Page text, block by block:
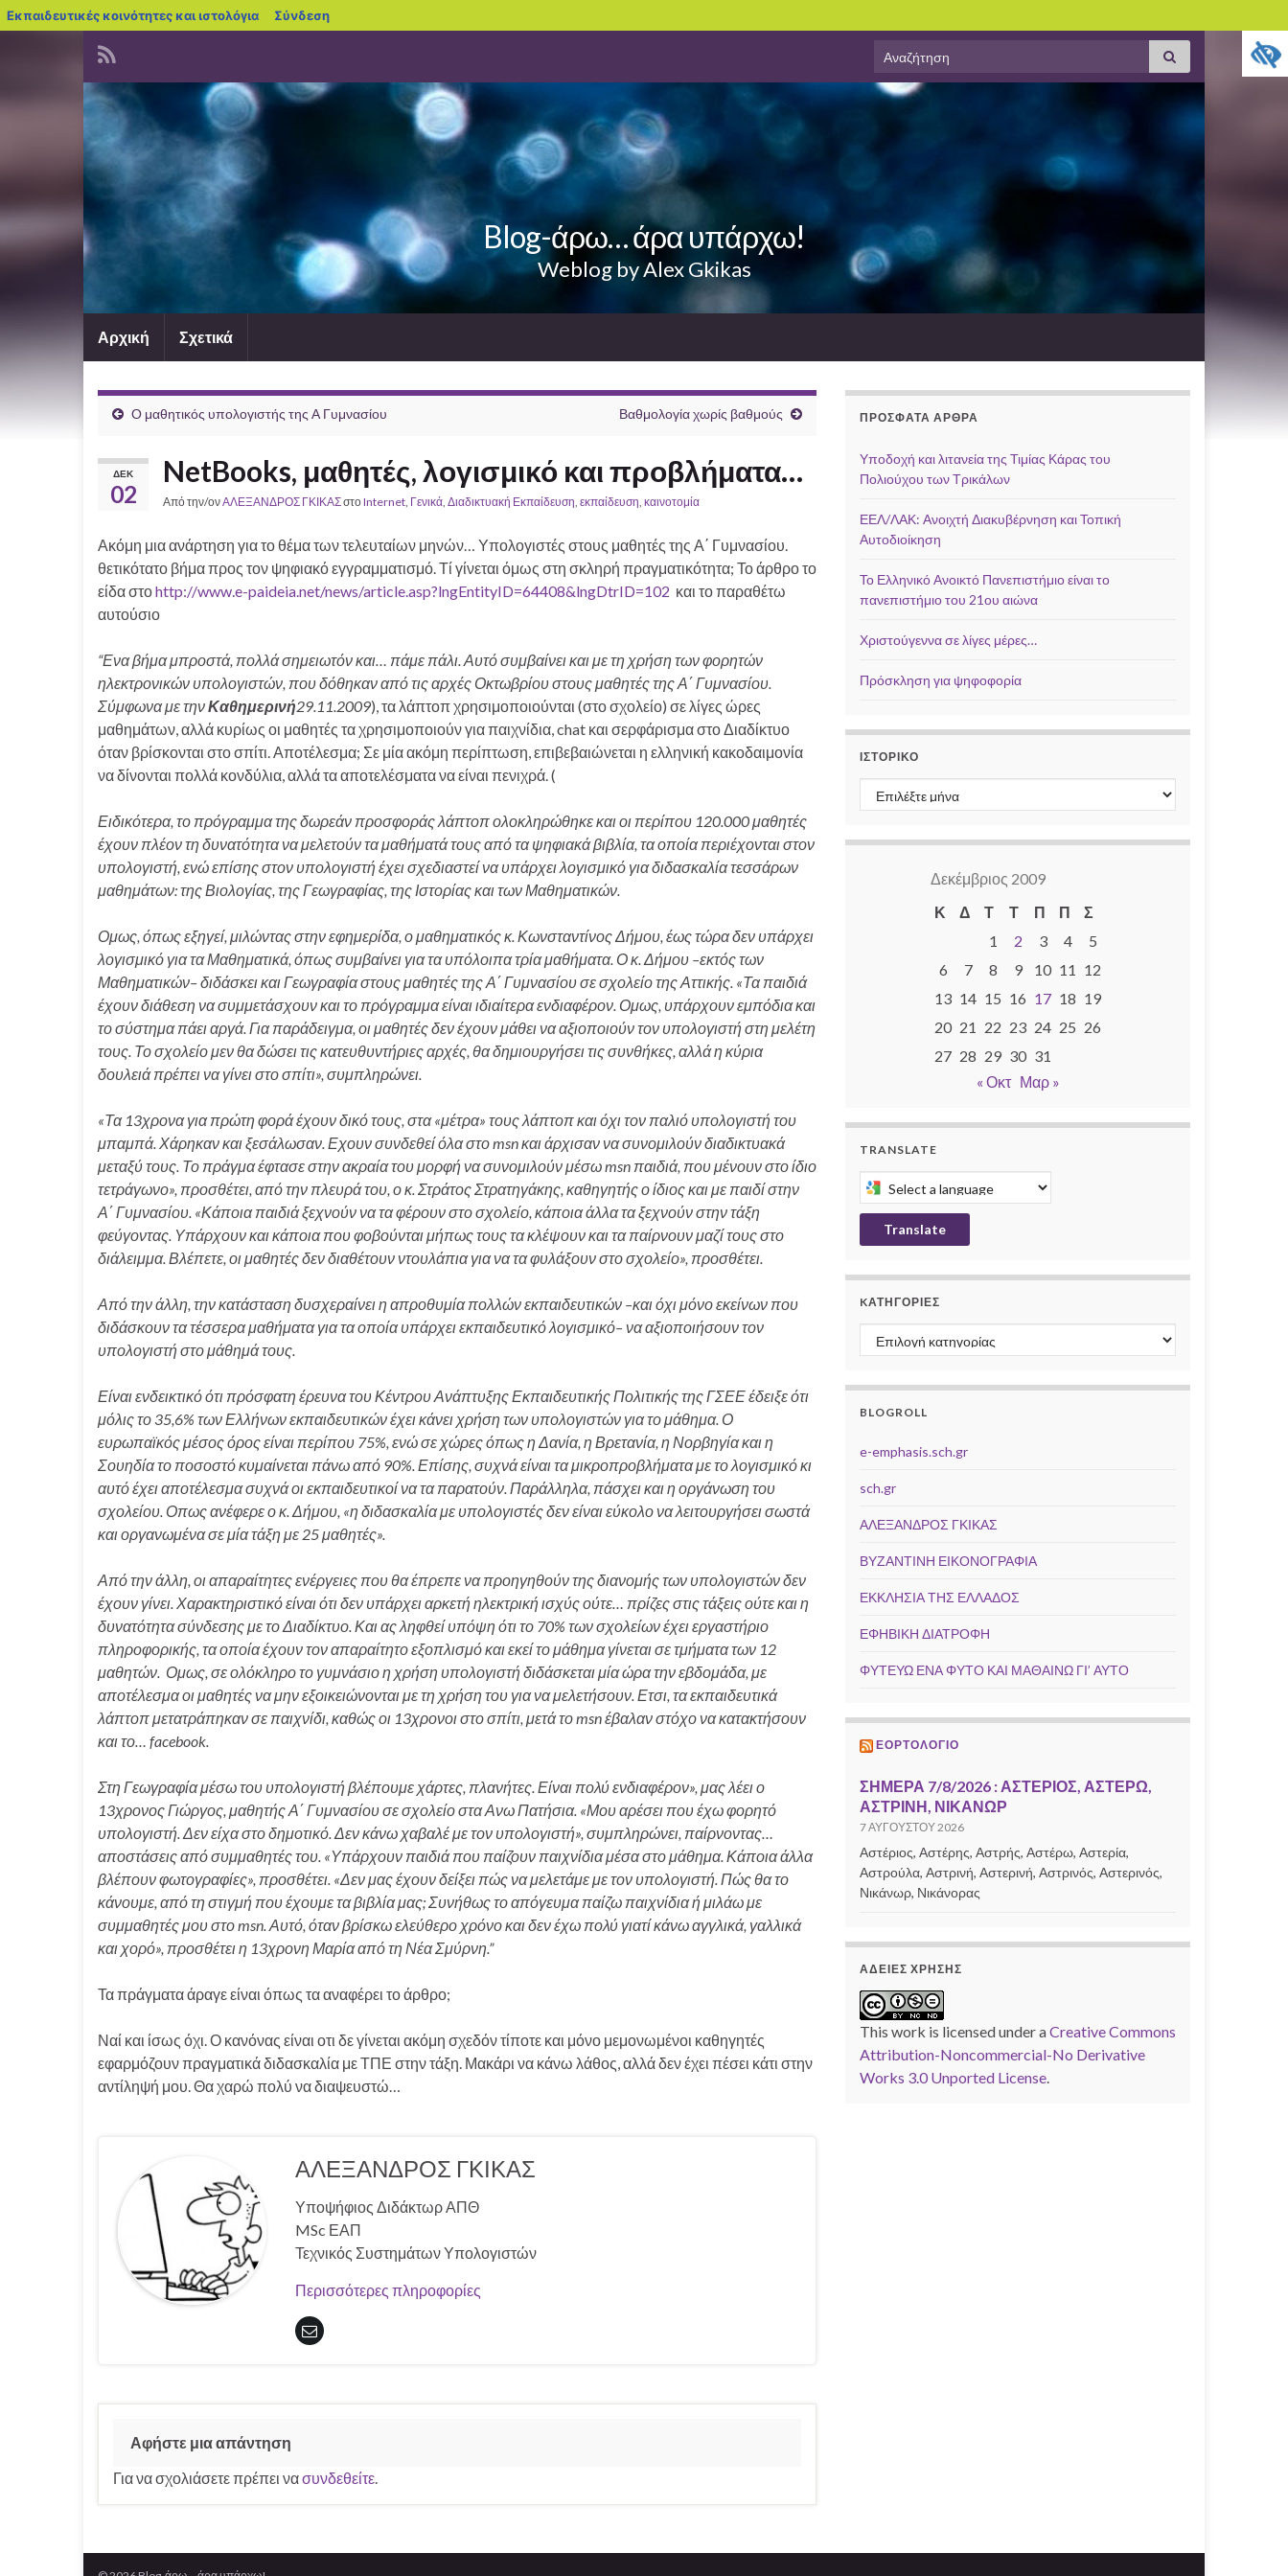
Εκπαιδευτικές κοινότητες και ιστολόγια blogs.sch.gr
Σύνδεση
Search
Blog-άρω… άρα υπάρχω!
Weblog by Alex Gkikas
Αρχική Σχετικά
Ο μαθητικός υπολογιστής της Α Γυμνασίου Βαθμολογία χωρίς βαθμούς
ΔΕΚ
02
NetBooks, μαθητές, λογισμικό και προβλήματα…
Από την/ονΑΛΕΞΑΝΔΡΟΣ ΓΚΙΚΑΣστοInternet, Γενικά, Διαδικτυακή Εκπαίδευση, εκπαίδευση, καινοτομία
Ακόμη μια ανάρτηση για το θέμα των τελευταίων μηνών… Υπολογιστές στους μαθητές της Α΄ Γυμνασίου.
θετικότατο βήμα προς τον ψηφιακό εγγραμματισμό. Τί γίνεται όμως στη σκληρή πραγματικότητα; Το άρθρο το
είδα στοhttp://www.e-paideia.net/news/article.asp?lngEntityID=64408&lngDtrID=102 και το παραθέτω
αυτούσιο
“Ενα βήμα μπροστά, πολλά σημειωτόν και… πάμε πάλι. Αυτό συμβαίνει και με τη χρήση των φορητών
ηλεκτρονικών υπολογιστών, που δόθηκαν από τις αρχές Οκτωβρίου στους μαθητές της Α΄ Γυμνασίου.
Σύμφωνα με τηνΚαθημερινή29.11.2009), τα λάπτοπ χρησιμοποιούνται (στο σχολείο) σε λίγες ώρες
μαθημάτων, αλλά κυρίως οι μαθητές τα χρησιμοποιούν για παιχνίδια, chat και σερφάρισμα στο Διαδίκτυο
όταν βρίσκονται στο σπίτι. Αποτέλεσμα; Σε μία ακόμη περίπτωση, επιβεβαιώνεται η ελληνική κακοδαιμονία
να δίνονται πολλά κονδύλια, αλλά τα αποτελέσματα να είναι πενιχρά. (
Ειδικότερα, το πρόγραμμα της δωρεάν προσφοράς λάπτοπ ολοκληρώθηκε και οι περίπου 120.000 μαθητές
έχουν πλέον τη δυνατότητα να μελετούν τα μαθήματά τους από τα ψηφιακά βιβλία, τα οποία περιέχονται στον
υπολογιστή, ενώ επίσης στον υπολογιστή έχει σχεδιαστεί να υπάρχει λογισμικό για διδασκαλία τεσσάρων
μαθημάτων: της Βιολογίας, της Γεωγραφίας, της Ιστορίας και των Μαθηματικών.
Ομως, όπως εξηγεί, μιλώντας στην εφημερίδα, ο μαθηματικός κ. Κωνσταντίνος Δήμου, έως τώρα δεν υπάρχει
λογισμικό για τα Μαθηματικά, όπως συμβαίνει για τα υπόλοιπα τρία μαθήματα. Ο κ. Δήμου –εκτός των
Μαθηματικών– διδάσκει και Γεωγραφία στους μαθητές της Α΄ Γυμνασίου σε σχολείο της Αττικής. «Τα παιδιά
έχουν διάθεση να συμμετάσχουν και το πρόγραμμα είναι ιδιαίτερα ενδιαφέρον. Ομως, υπάρχουν εμπόδια και
το σύστημα πάει αργά. Για παράδειγμα, οι μαθητές δεν έχουν μάθει να αξιοποιούν τον υπολογιστή στη μελέτη
τους. Το σχολείο μεν θα δώσει τις κατευθυντήριες αρχές, θα δημιουργήσει τις συνθήκες, αλλά η κύρια
δουλειά πρέπει να γίνει στο σπίτι», συμπληρώνει.
«Τα 13χρονα για πρώτη φορά έχουν δικό τους, στα «μέτρα» τους λάπτοπ και όχι τον παλιό υπολογιστή του
μπαμπά. Χάρηκαν και ξεσάλωσαν. Εχουν συνδεθεί όλα στο msn και άρχισαν να συνομιλούν διαδικτυακά
μεταξύ τους. Το πράγμα έφτασε στην ακραία του μορφή να συνομιλούν μέσω msn παιδιά, που μένουν στο ίδιο
τετράγωνο», προσθέτει, από την πλευρά του, ο κ. Στράτος Στρατηγάκης, καθηγητής ο ίδιος και με παιδί στην
Α΄ Γυμνασίου. «Κάποια παιδιά ξεχνούν να τα φέρουν στο σχολείο, κάποια άλλα τα ξεχνούν στην τάξη
φεύγοντας. Υπάρχουν και κάποια που φοβούνται μήπως τους τα κλέψουν και τα παίρνουν μαζί τους στο
διάλειμμα. Βλέπετε, οι μαθητές δεν διαθέτουν ντουλάπια για να τα φυλάξουν στο σχολείο», προσθέτει.
Από την άλλη, την κατάσταση δυσχεραίνει η απροθυμία πολλών εκπαιδευτικών –και όχι μόνο εκείνων που
διδάσκουν τα τέσσερα μαθήματα για τα οποία υπάρχει εκπαιδευτικό λογισμικό– να αξιοποιήσουν τον
υπολογιστή στο μάθημά τους.
Είναι ενδεικτικό ότι πρόσφατη έρευνα του Κέντρου Ανάπτυξης Εκπαιδευτικής Πολιτικής της ΓΣΕΕ έδειξε ότι
μόλις το 35,6% των Ελλήνων εκπαιδευτικών έχει κάνει χρήση των υπολογιστών για το μάθημα. Ο
ευρωπαϊκός μέσος όρος είναι περίπου 75%, ενώ σε χώρες όπως η Δανία, η Βρετανία, η Νορβηγία και η
Σουηδία το ποσοστό κυμαίνεται πάνω από 90%. Επίσης, συχνά είναι τα μικροπροβλήματα με το λογισμικό κι
αυτό έχει αποτέλεσμα συχνά οι εκπαιδευτικοί να τα παρατούν. Παράλληλα, πάσχει και η οργάνωση του
σχολείου. Οπως ανέφερε ο κ. Δήμου, «η διδασκαλία με υπολογιστές δεν είναι εύκολο να λειτουργήσει σωστά
και οργανωμένα σε μία τάξη με 25 μαθητές».
Από την άλλη, οι απαραίτητες ενέργειες που θα έπρεπε να προηγηθούν της διανομής των υπολογιστών δεν
έχουν γίνει. Χαρακτηριστικό είναι ότι δεν υπάρχει αρκετή ηλεκτρική ισχύς ούτε… πρίζες στις τάξεις ούτε και η
δυνατότητα σύνδεσης με το Διαδίκτυο. Και ας ληφθεί υπόψη ότι το 70% των σχολείων έχει εργαστήριο
πληροφορικής, τα οποία έχουν τον απαραίτητο εξοπλισμό και εκεί το μάθημα γίνεται σε τμήματα των 12
μαθητών. Ομως, σε ολόκληρο το γυμνάσιο η χρήση υπολογιστή διδάσκεται μία ώρα την εβδομάδα, με
αποτέλεσμα οι μαθητές να μην εξοικειώνονται με τη χρήση του για να μελετήσουν. Ετσι, τα εκπαιδευτικά
λάπτοπ μετατράπηκαν σε παιχνίδι, καθώς οι 13χρονοι στο σπίτι, μετά το msn έβαλαν στόχο να κατακτήσουν
και το… facebook.
Στη Γεωγραφία μέσω του υπολογιστή βλέπουμε χάρτες, πλανήτες. Είναι πολύ ενδιαφέρον», μας λέει ο
13χρονος Γιώργος, μαθητής Α΄ Γυμνασίου σε σχολείο στα Ανω Πατήσια. «Μου αρέσει που έχω φορητό
υπολογιστή. Δεν είχα στο δημοτικό. Δεν κάνω χαβαλέ με τον υπολογιστή», συμπληρώνει, παίρνοντας…
αποστάσεις από συμμαθητές του. «Υπάρχουν παιδιά που παίζουν παιχνίδια μέσα στο μάθημα. Κάποια άλλα
βλέπουν φωτογραφίες», προσθέτει. «Δεν μας έχουν δείξει πώς να μελετάμε με τον υπολογιστή. Πώς θα το
κάνουμε, από τη στιγμή που έχουμε τα βιβλία μας; Συνήθως το απόγευμα παίζω παιχνίδια ή μιλάω με
συμμαθητές μου στο msn. Αυτό, όταν βρίσκω ελεύθερο χρόνο και δεν έχω πολύ γιατί κάνω αγγλικά, γαλλικά
και χορό», προσθέτει η 13χρονη Μαρία από τη Νέα Σμύρνη.”
Τα πράγματα άραγε είναι όπως τα αναφέρει το άρθρο;
Ναί και ίσως όχι. Ο κανόνας είναι οτι δε γίνεται ακόμη σχεδόν τίποτε και μόνο μεμονωμένοι καθηγητές
εφαρμόζουν πραγματικά διδασκαλία με ΤΠΕ στην τάξη. Μακάρι να κάνω λάθος, αλλά δεν έχει πέσει κάτι στην
αντίληψή μου. Θα χαρώ πολύ να διαψευστώ…
ΑΛΕΞΑΝΔΡΟΣ ΓΚΙΚΑΣ
Υποψήφιος Διδάκτωρ ΑΠΘ
MSc ΕΑΠ
Τεχνικός Συστημάτων Υπολογιστών
Περισσότερες πληροφορίες
Αφήστε μια απάντηση
Για να σχολιάσετε πρέπει νασυνδεθείτε.
ΠΡΌΣΦΑΤΑ ΆΡΘΡΑ
Υποδοχή και λιτανεία της Τιμίας Κάρας του
Πολιούχου των Τρικάλων
ΕΕΛ/ΛΑΚ: Ανοιχτή Διακυβέρνηση και Τοπική
Αυτοδιοίκηση
Το Ελληνικό Ανοικτό Πανεπιστήμιο είναι το
πανεπιστήμιο του 21ου αιώνα
Χριστούγεννα σε λίγες μέρες…
Πρόσκληση για ψηφοφορία
ΙΣΤΟΡΙΚΌ
Ιστορικό
Δεκέμβριος 2009
Κ
Δ Τ Τ Π Π
Σ
1
2 3 4
5
6
7 8 9 10 11 12
13 14 15 16 17 18 19
20 21 22 23 24 25 26
27 28 29 30 31
« Οκτ Μαρ »
TRANSLATE
Select a language to translate this page
Translate
KΑΤΗΓΟΡΊΕΣ
Kατηγορίες
BLOGROLL
e-emphasis.sch.gr
sch.gr
ΑΛΕΞΑΝΔΡΟΣ ΓΚΙΚΑΣ
ΒΥΖΑΝΤΙΝΗ ΕΙΚΟΝΟΓΡΑΦΙΑ
ΕΚΚΛΗΣΙΑ ΤΗΣ ΕΛΛΑΔΟΣ
ΕΦΗΒΙΚΗ ΔΙΑΤΡΟΦΗ
ΦΥΤΕΥΩ ΕΝΑ ΦΥΤΟ ΚΑΙ ΜΑΘΑΙΝΩ ΓΙ’ ΑΥΤΟ
ΕΟΡΤΟΛΌΓΙΟ
ΣΗΜΕΡΑ 7/8/2026 : ΑΣΤΕΡΙΟΣ, ΑΣΤΕΡΩ,
ΑΣΤΡΙΝΗ, ΝΙΚΑΝΩΡ
7 ΑΥΓΟΎΣΤΟΥ 2026
Αστέριος, Αστέρης, Αστρής, Αστέρω, Αστερία,
Αστρούλα, Αστρινή, Αστερινή, Αστρινός, Αστερινός,
Νικάνωρ, Νικάνορας
ΆΔΕΙΕΣ ΧΡΉΣΗΣ
This work is licensed under aCreative Commons
Attribution-Noncommercial-No Derivative
Works 3.0 Unported License.